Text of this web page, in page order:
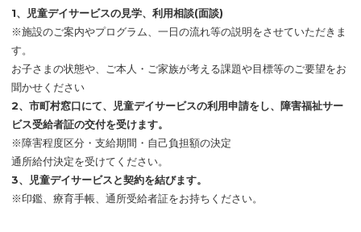
1、児童デイサービスの見学、利用相談(面談)
※施設のご案内やプログラム、一日の流れ等の説明をさせていただきま
す。
お子さまの状態や、ご本人・ご家族が考える課題や目標等のご要望をお
聞かせください
2、市町村窓口にて、児童デイサービスの利用申請をし、障害福祉サー
ビス受給者証の交付を受けます。
※障害程度区分・支給期間・自己負担額の決定
通所給付決定を受けてください。
3、児童デイサービスと契約を結びます。
※印鑑、療育手帳、通所受給者証をお持ちください。